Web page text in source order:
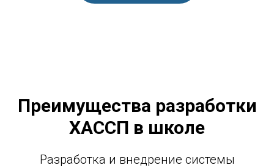
Преимущества разработки
ХАССП в школе
Разработка и внедрение системы